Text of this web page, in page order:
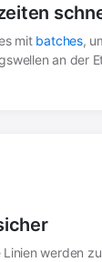
mit batches,
an der
Linien werden